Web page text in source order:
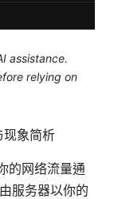
assistance.
relying on
现象简析
的网络流量通
服务器以你的